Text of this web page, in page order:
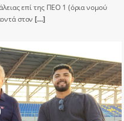
επί της ΠΕΟ 1 (όρια νομού
στον […]